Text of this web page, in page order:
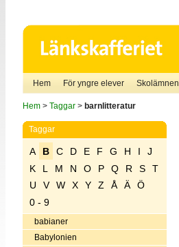
Hem För yngre elever Skolämnen
Hem> Taggar> barnlitteratur
Taggar
A B C D E F G H I
J
K
L M N O P Q R S
T
U
V W X Y Z Å Ä
Ö
0 - 9
babianer
Babylonien